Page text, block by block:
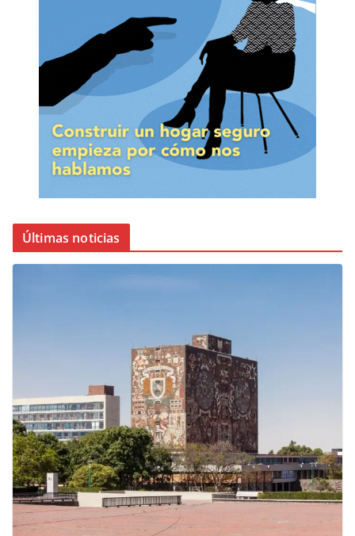
Últimas noticias